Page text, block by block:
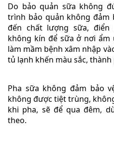
Do bảo quản sữa không
trình bảo quản không đảm
đến chất lượng sữa,
không kín để sữa ở nơi
làm mầm bệnh xâm nhập
tủ lạnh khến màu sắc,
Pha sữa không đảm bảo
không được tiệt trùng,
khi pha, sẽ để qua đêm,
theo.